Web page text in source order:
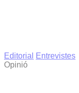
Editorial
Entrevistes
Opinió